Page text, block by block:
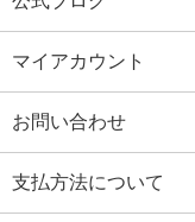
マイアカウント
お問い合わせ
支払方法について